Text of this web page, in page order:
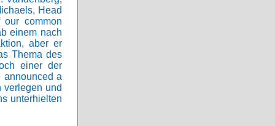
Head
common
einem nach
aber er
Thema des
einer der
announced a
verlegen und
unterhielten